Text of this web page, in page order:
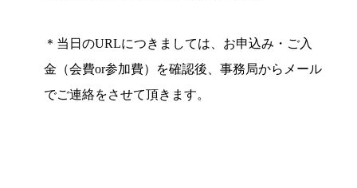
＊当日のURLにつきましては、お申込み・ご入
金（会費or参加費）を確認後、事務局からメール
でご連絡をさせて頂きます。